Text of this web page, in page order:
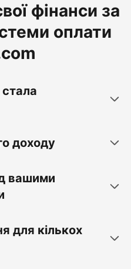
фінанси за
оплати
доходу
вашими
для кількох